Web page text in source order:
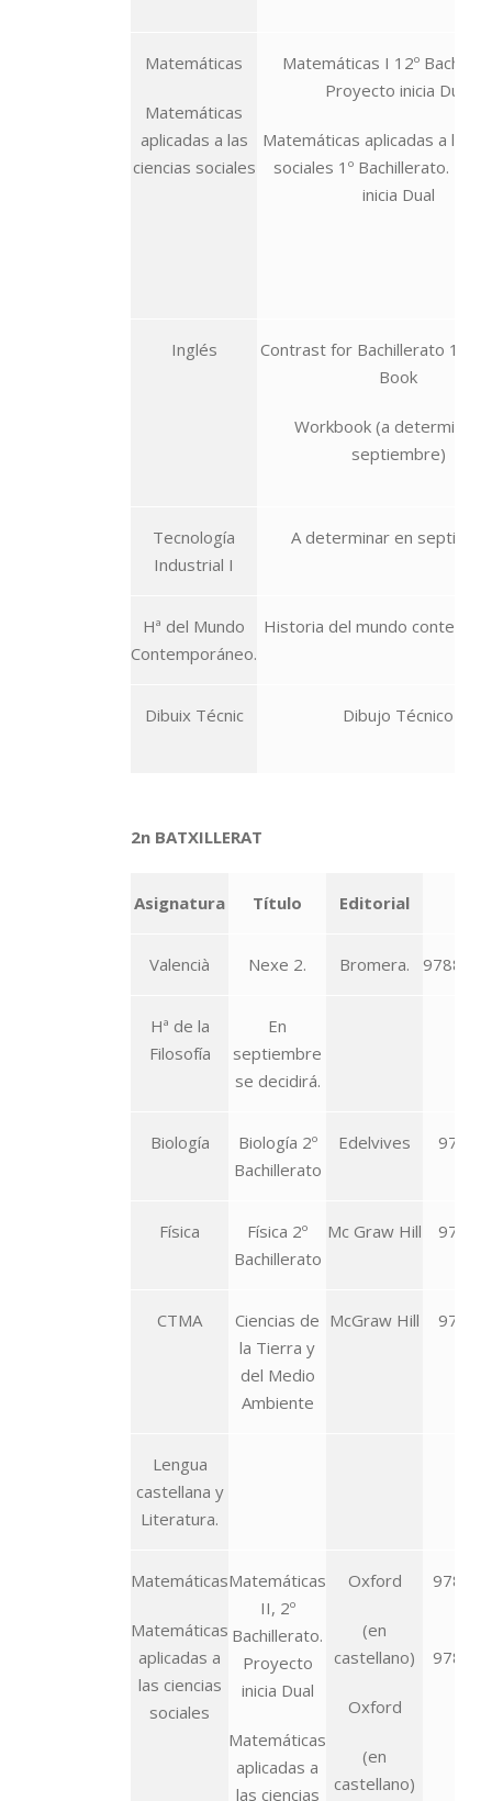
Matemáticas
Matemáticas
aplicadas a las
ciencias sociales
Matemáticas I 12º
Proyecto inicia Dual
Matemáticas aplicadas a las
sociales 1º Bachillerato.
inicia Dual
Inglés
Contrast for Bachillerato 1
Book
Workbook (a determinar
septiembre)
Tecnología
Industrial I
A determinar en
Hª del Mundo
Contemporáneo.
Historia del mundo
Dibuix Técnic Dibujo Técnico
2n BATXILLERAT
Asignatura Título Editorial
Valencià Nexe 2. Bromera.
Hª de la
Filosofía
En
septiembre
se decidirá.
Biología
Biología 2º
Bachillerato
Edelvives
978-
Física
Física 2º
Bachillerato
Mc Graw Hill
978-
CTMA
Ciencias de
la Tierra y
del Medio
Ambiente
McGraw Hill
978-
Lengua
castellana y
Literatura.
Matemáticas
Matemáticas
aplicadas a
las ciencias
sociales
Matemáticas
II, 2º
Bachillerato.
Proyecto
inicia Dual
Matemáticas
aplicadas a
las ciencias
Oxford
(en
castellano)
Oxford
(en
castellano)
978-
978-